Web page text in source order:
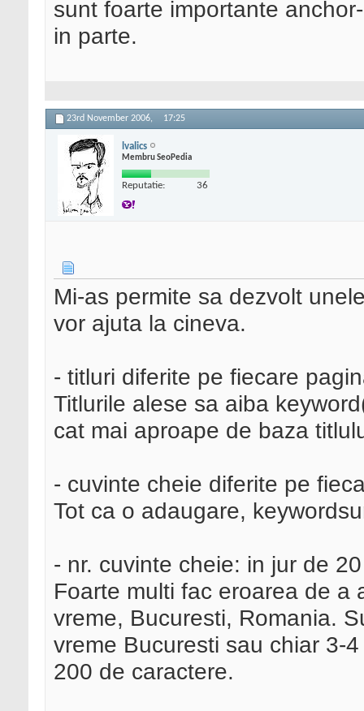
sunt foarte importante
in parte.
23rd November 2006, 17:25
lvalics
Membru SeoPedia
Reputatie: 36
Mi-as permite sa dezvolt
vor ajuta la cineva.
- titluri diferite pe fiecare
Titlurile alese sa aiba
cat mai aproape de baza
- cuvinte cheie diferite pe
Tot ca o adaugare,
- nr. cuvinte cheie: in jur de 20
Foarte multi fac eroarea de a
vreme, Bucuresti, Romania.
vreme Bucuresti sau chiar 3-
200 de caractere.